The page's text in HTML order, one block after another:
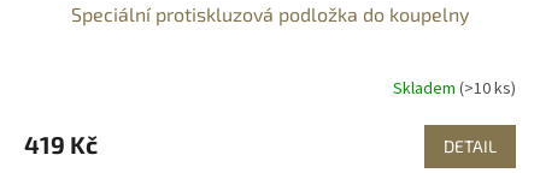
Speciální protiskluzová podložka do koupelny
Skladem (>10 ks)
419 Kč DETAIL